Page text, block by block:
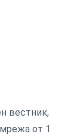
вестник,
от 1